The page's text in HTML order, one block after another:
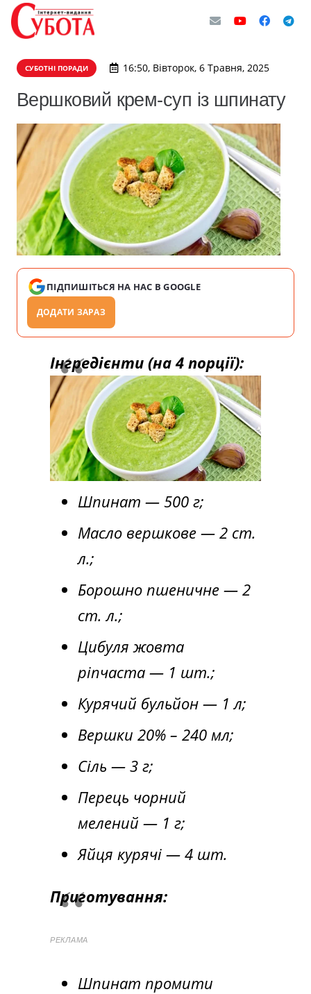
СУБОТНІ ПОРАДИ 16:50, Вівторок, 6 Травня, 2025
Вершковий крем-суп із шпинату
ПІДПИШІТЬСЯ НА НАС В GOOGLE
ДОДАТИ ЗАРАЗ
Інгредієнти (на 4 порції):
Шпинат — 500 г;
Масло вершкове — 2 ст.
л.;
Борошно пшеничне — 2
ст. л.;
Цибуля жовта
ріпчаста — 1 шт.;
Курячий бульйон — 1 л;
Вершки 20% – 240 мл;
Сіль — 3 г;
Перець чорний
мелений — 1 г;
Яйця курячі — 4 шт.
Приготування:
РЕКЛАМА
Шпинат промити